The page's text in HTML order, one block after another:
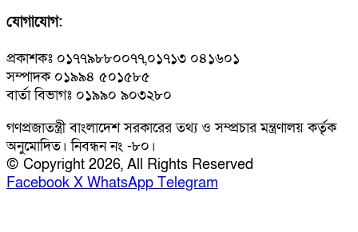
যোগাযোগ:
প্রকাশকঃ ০১৭৭৯৮৮০০৭৭,০১৭১৩ ০৪১৬০১
সম্পাদক ০১৯৯৪ ৫০১৫৮৫
বার্তা বিভাগঃ ০১৯৯০ ৯০৩২৮০
গণপ্রজাতন্ত্রী বাংলাদেশ সরকারের তথ্য ও সম্প্রচার মন্ত্রণালয় কর্তৃক
অনুমোদিত। নিবন্ধন নং -৮০।
© Copyright 2026, All Rights Reserved
Facebook X WhatsApp Telegram